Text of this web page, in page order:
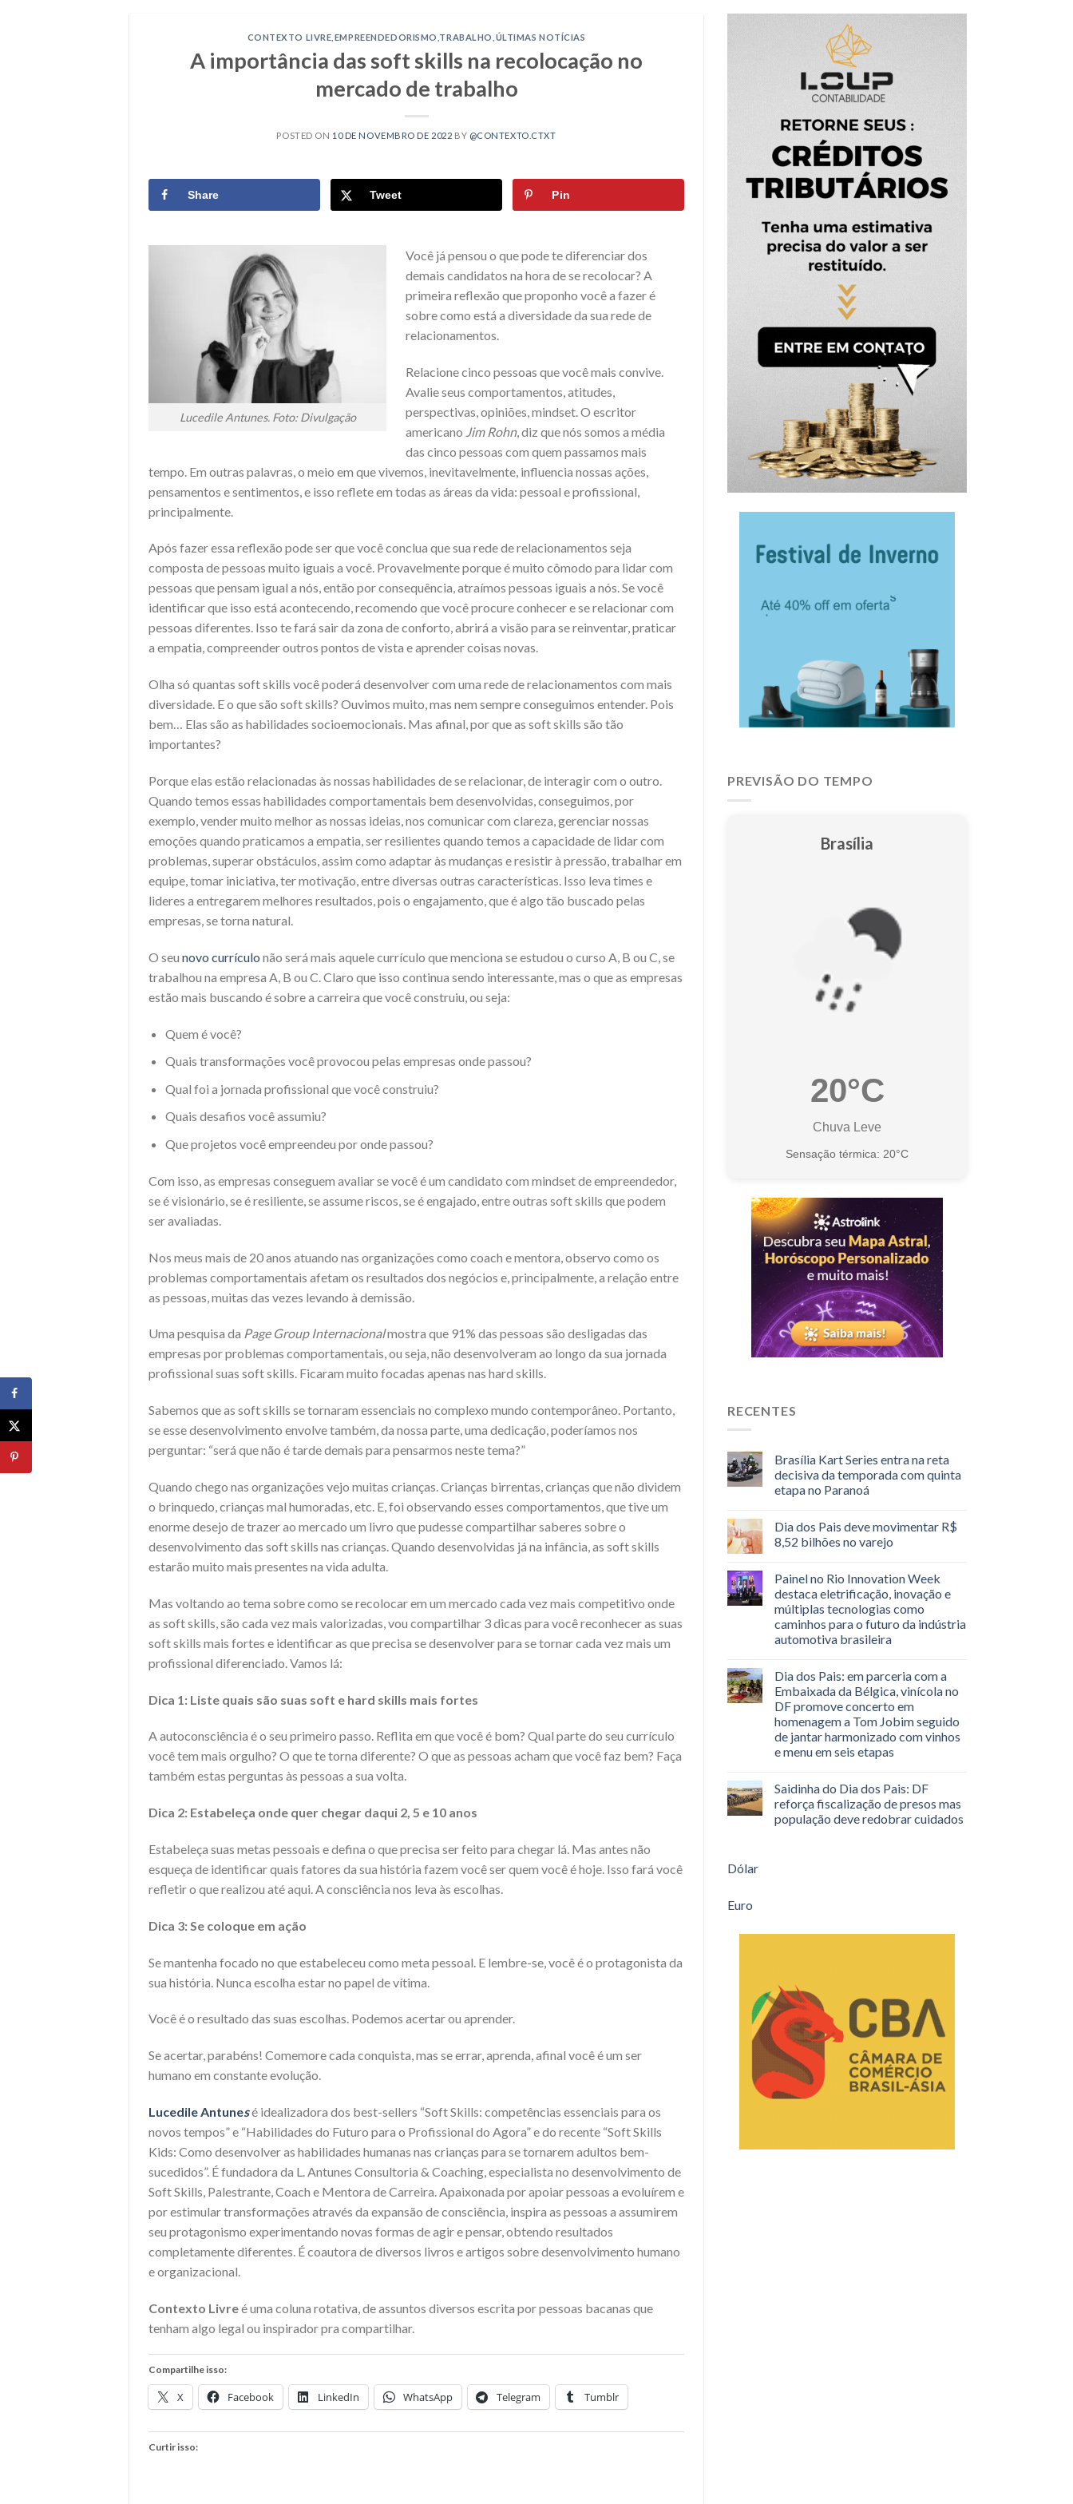
CONTEXTO LIVRE EMPREENDEDORISMO TRABALHO ÚLTIMAS NOTÍCIAS
A importância das soft skills na recolocação no
mercado de trabalho
POSTED ON 10 DE NOVEMBRO DE 2022 BY @CONTEXTO.CTXT
Share Tweet Pin
Lucedile Antunes. Foto: Divulgação
Você já pensou o que pode te diferenciar dos
demais candidatos na hora de se recolocar? A
primeira reflexão que proponho você a fazer é
sobre como está a diversidade da sua rede de
relacionamentos.
Relacione cinco pessoas que você mais convive.
Avalie seus comportamentos, atitudes,
perspectivas, opiniões, mindset. O escritor
americano Jim Rohn, diz que nós somos a média
das cinco pessoas com quem passamos mais
tempo. Em outras palavras, o meio em que vivemos, inevitavelmente, influencia nossas ações,
pensamentos e sentimentos, e isso reflete em todas as áreas da vida: pessoal e profissional,
principalmente.
Após fazer essa reflexão pode ser que você conclua que sua rede de relacionamentos seja
composta de pessoas muito iguais a você. Provavelmente porque é muito cômodo para lidar com
pessoas que pensam igual a nós, então por consequência, atraímos pessoas iguais a nós. Se você
identificar que isso está acontecendo, recomendo que você procure conhecer e se relacionar com
pessoas diferentes. Isso te fará sair da zona de conforto, abrirá a visão para se reinventar, praticar
a empatia, compreender outros pontos de vista e aprender coisas novas.
Olha só quantas soft skills você poderá desenvolver com uma rede de relacionamentos com mais
diversidade. E o que são soft skills? Ouvimos muito, mas nem sempre conseguimos entender. Pois
bem… Elas são as habilidades socioemocionais. Mas afinal, por que as soft skills são tão
importantes?
Porque elas estão relacionadas às nossas habilidades de se relacionar, de interagir com o outro.
Quando temos essas habilidades comportamentais bem desenvolvidas, conseguimos, por
exemplo, vender muito melhor as nossas ideias, nos comunicar com clareza, gerenciar nossas
emoções quando praticamos a empatia, ser resilientes quando temos a capacidade de lidar com
problemas, superar obstáculos, assim como adaptar às mudanças e resistir à pressão, trabalhar em
equipe, tomar iniciativa, ter motivação, entre diversas outras características. Isso leva times e
lideres a entregarem melhores resultados, pois o engajamento, que é algo tão buscado pelas
empresas, se torna natural.
O seu novo currículo não será mais aquele currículo que menciona se estudou o curso A, B ou C, se
trabalhou na empresa A, B ou C. Claro que isso continua sendo interessante, mas o que as empresas
estão mais buscando é sobre a carreira que você construiu, ou seja:
Quem é você?
Quais transformações você provocou pelas empresas onde passou?
Qual foi a jornada profissional que você construiu?
Quais desafios você assumiu?
Que projetos você empreendeu por onde passou?
Com isso, as empresas conseguem avaliar se você é um candidato com mindset de empreendedor,
se é visionário, se é resiliente, se assume riscos, se é engajado, entre outras soft skills que podem
ser avaliadas.
Nos meus mais de 20 anos atuando nas organizações como coach e mentora, observo como os
problemas comportamentais afetam os resultados dos negócios e, principalmente, a relação entre
as pessoas, muitas das vezes levando à demissão.
Uma pesquisa da Page Group Internacionalmostra que 91% das pessoas são desligadas das
empresas por problemas comportamentais, ou seja, não desenvolveram ao longo da sua jornada
profissional suas soft skills. Ficaram muito focadas apenas nas hard skills.
Sabemos que as soft skills se tornaram essenciais no complexo mundo contemporâneo. Portanto,
se esse desenvolvimento envolve também, da nossa parte, uma dedicação, poderíamos nos
perguntar: “será que não é tarde demais para pensarmos neste tema?”
Quando chego nas organizações vejo muitas crianças. Crianças birrentas, crianças que não dividem
o brinquedo, crianças mal humoradas, etc. E, foi observando esses comportamentos, que tive um
enorme desejo de trazer ao mercado um livro que pudesse compartilhar saberes sobre o
desenvolvimento das soft skills nas crianças. Quando desenvolvidas já na infância, as soft skills
estarão muito mais presentes na vida adulta.
Mas voltando ao tema sobre como se recolocar em um mercado cada vez mais competitivo onde
as soft skills, são cada vez mais valorizadas, vou compartilhar 3 dicas para você reconhecer as suas
soft skills mais fortes e identificar as que precisa se desenvolver para se tornar cada vez mais um
profissional diferenciado. Vamos lá:
Dica 1: Liste quais são suas soft e hard skills mais fortes
A autoconsciência é o seu primeiro passo. Reflita em que você é bom? Qual parte do seu currículo
você tem mais orgulho? O que te torna diferente? O que as pessoas acham que você faz bem? Faça
também estas perguntas às pessoas a sua volta.
Dica 2: Estabeleça onde quer chegar daqui 2, 5 e 10 anos
Estabeleça suas metas pessoais e defina o que precisa ser feito para chegar lá. Mas antes não
esqueça de identificar quais fatores da sua história fazem você ser quem você é hoje. Isso fará você
refletir o que realizou até aqui. A consciência nos leva às escolhas.
Dica 3: Se coloque em ação
Se mantenha focado no que estabeleceu como meta pessoal. E lembre-se, você é o protagonista da
sua história. Nunca escolha estar no papel de vítima.
Você é o resultado das suas escolhas. Podemos acertar ou aprender.
Se acertar, parabéns! Comemore cada conquista, mas se errar, aprenda, afinal você é um ser
humano em constante evolução.
Lucedile Antunesé idealizadora dos best-sellers “Soft Skills: competências essenciais para os
novos tempos” e “Habilidades do Futuro para o Profissional do Agora” e do recente “Soft Skills
Kids: Como desenvolver as habilidades humanas nas crianças para se tornarem adultos bem-
sucedidos”. É fundadora da L. Antunes Consultoria & Coaching, especialista no desenvolvimento de
Soft Skills, Palestrante, Coach e Mentora de Carreira. Apaixonada por apoiar pessoas a evoluírem e
por estimular transformações através da expansão de consciência, inspira as pessoas a assumirem
seu protagonismo experimentando novas formas de agir e pensar, obtendo resultados
completamente diferentes. É coautora de diversos livros e artigos sobre desenvolvimento humano
e organizacional.
Contexto Livreé uma coluna rotativa, de assuntos diversos escrita por pessoas bacanas que
tenham algo legal ou inspirador pra compartilhar.
Compartilhe isso:
X Facebook LinkedIn WhatsApp Telegram Tumblr
Curtir isso:
PREVISÃO DO TEMPO
Brasília
20°C
Chuva Leve
Sensação térmica: 20°C
RECENTES
Brasília Kart Series entra na reta
decisiva da temporada com quinta
etapa no Paranoá
Dia dos Pais deve movimentar R$
8,52 bilhões no varejo
Painel no Rio Innovation Week
destaca eletrificação, inovação e
múltiplas tecnologias como
caminhos para o futuro da indústria
automotiva brasileira
Dia dos Pais: em parceria com a
Embaixada da Bélgica, vinícola no
DF promove concerto em
homenagem a Tom Jobim seguido
de jantar harmonizado com vinhos
e menu em seis etapas
Saidinha do Dia dos Pais: DF
reforça fiscalização de presos mas
população deve redobrar cuidados
Dólar
Euro